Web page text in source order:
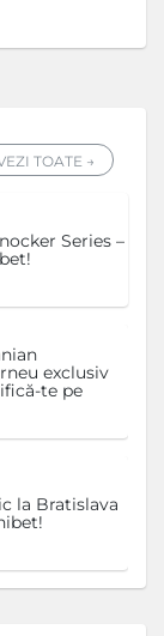
TOATE →
Series –
exclusiv
te pe
la Bratislava